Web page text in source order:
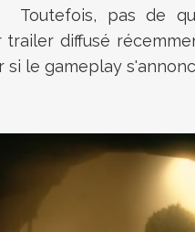
Toutefois, pas de
diffusé
si le gameplay